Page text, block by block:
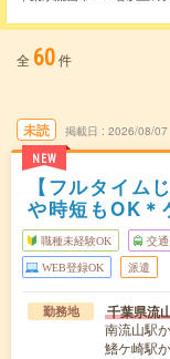
全 60件
未読
NEW
掲載日 2026/08/07
【フルタイム
や時短もOK＊
職種未経験OK 交
WEB登録OK 派遣
勤務地 千葉県流
南流山駅
鰭ケ崎駅